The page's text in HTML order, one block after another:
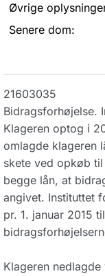
Øvrige
Senere dom:
21603035
Bidragsforhøjelse.
Klageren optog i
omlagde klageren
skete ved opkøb
begge lån, at
angivet. Instituttet
pr. 1. januar 2015
Klageren